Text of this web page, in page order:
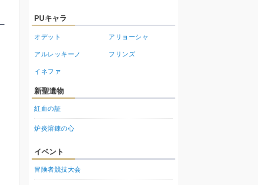
PUキャラ
オデット アリョーシャ
アルレッキーノ フリンズ
イネファ
新聖遺物
紅血の証
炉炎溶錬の心
イベント
冒険者競技大会